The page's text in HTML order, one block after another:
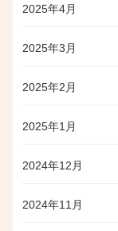
2025年4月
2025年3月
2025年2月
2025年1月
2024年12月
2024年11月